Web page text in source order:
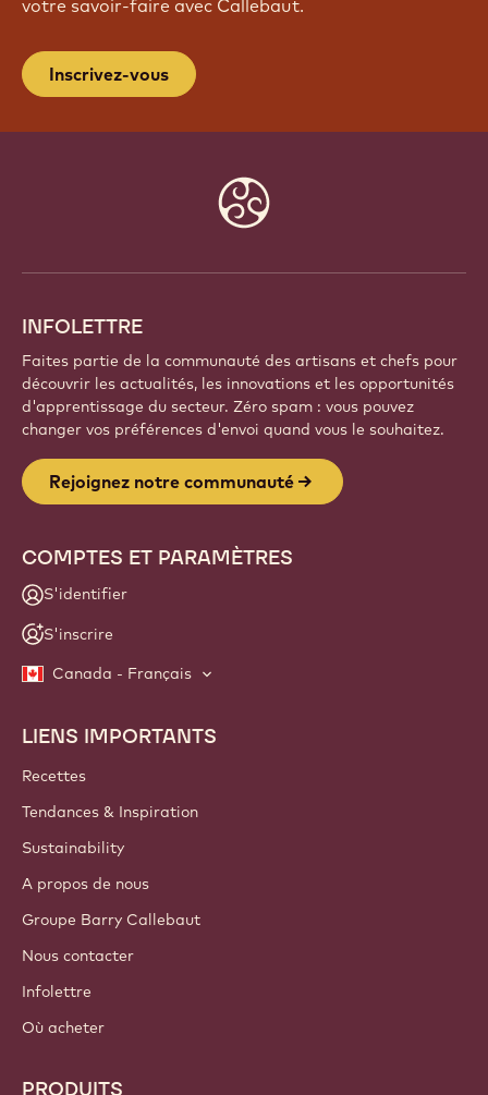
votre savoir-faire avec Callebaut.
Inscrivez-vous
INFOLETTRE
Faites partie de la communauté des artisans et chefs pour
découvrir les actualités, les innovations et les opportunités
d'apprentissage du secteur. Zéro spam : vous pouvez
changer vos préférences d'envoi quand vous le souhaitez.
Rejoignez notre communauté
COMPTES ET PARAMÈTRES
S'identifier
S'inscrire
Canada - Français
Footer
Callebaut
LIENS IMPORTANTS
Recettes
Tendances & Inspiration
Sustainability
A propos de nous
Groupe Barry Callebaut
Nous contacter
Infolettre
Où acheter
PRODUITS